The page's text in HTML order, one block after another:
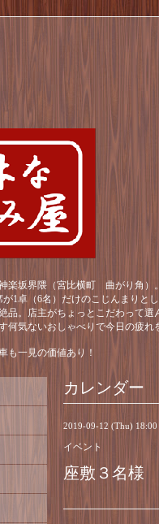
楽坂界隈（宮比横町 曲がり角）
1卓（6名）だけのこじんまりと
品。店主がちょっとこだわって
何気ないおしゃべりで今日の疲れ
も一見の価値あり！
カレンダー
2019-09-12 (Thu) 18:00
イベント
座敷３名様